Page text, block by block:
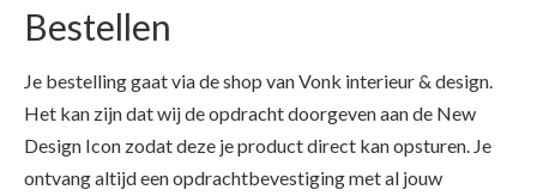
Bestellen
Je bestelling gaat via de shop van Vonk interieur & design.
Het kan zijn dat wij de opdracht doorgeven aan de New
Design Icon zodat deze je product direct kan opsturen. Je
ontvang altijd een opdrachtbevestiging met al jouw